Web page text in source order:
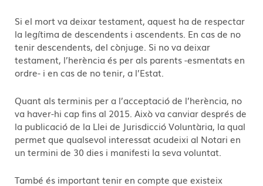
Si el mort va deixar testament, aquest ha de respectar
la legítima de descendents i ascendents. En cas de no
tenir descendents, del cònjuge. Si no va deixar
testament, l’herència és per als parents -esmentats en
ordre- i en cas de no tenir, a l’Estat.
Quant als terminis per a l’acceptació de l’herència, no
va haver-hi cap fins al 2015. Això va canviar després de
la publicació de la Llei de Jurisdicció Voluntària, la qual
permet que qualsevol interessat acudeixi al Notari en
un termini de 30 dies i manifesti la seva voluntat.
També és important tenir en compte que existeix